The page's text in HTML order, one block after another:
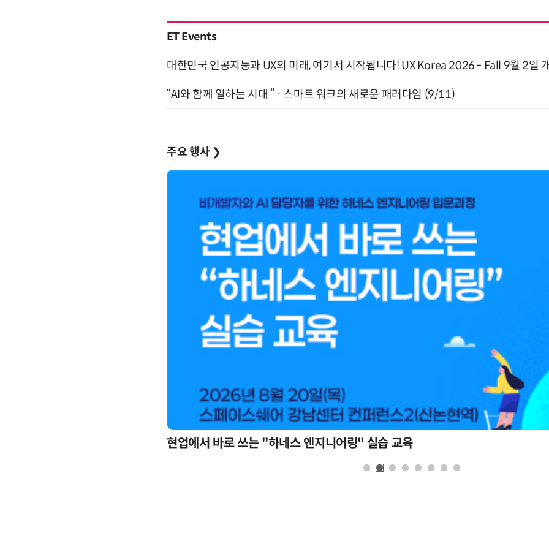
ET Events
대한민국 인공지능과 UX의 미래, 여기서 시작됩니다! UX Korea 2026 - Fall 9월 2일
“AI와 함께 일하는 시대 ” - 스마트 워크의 새로운 패러다임 (9/11)
주요 행사 ❯
현업에서 바로 쓰는 "하네스 엔지니어링" 실습 교육